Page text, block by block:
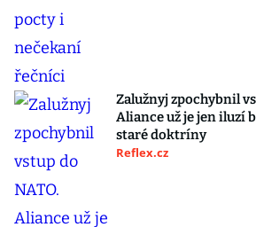
Zalužnyj zpochybnil
Aliance už je jen iluzí
staré doktríny
Reflex.cz